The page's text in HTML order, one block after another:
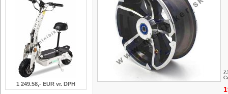
1 249.58,- EUR vr. DPH